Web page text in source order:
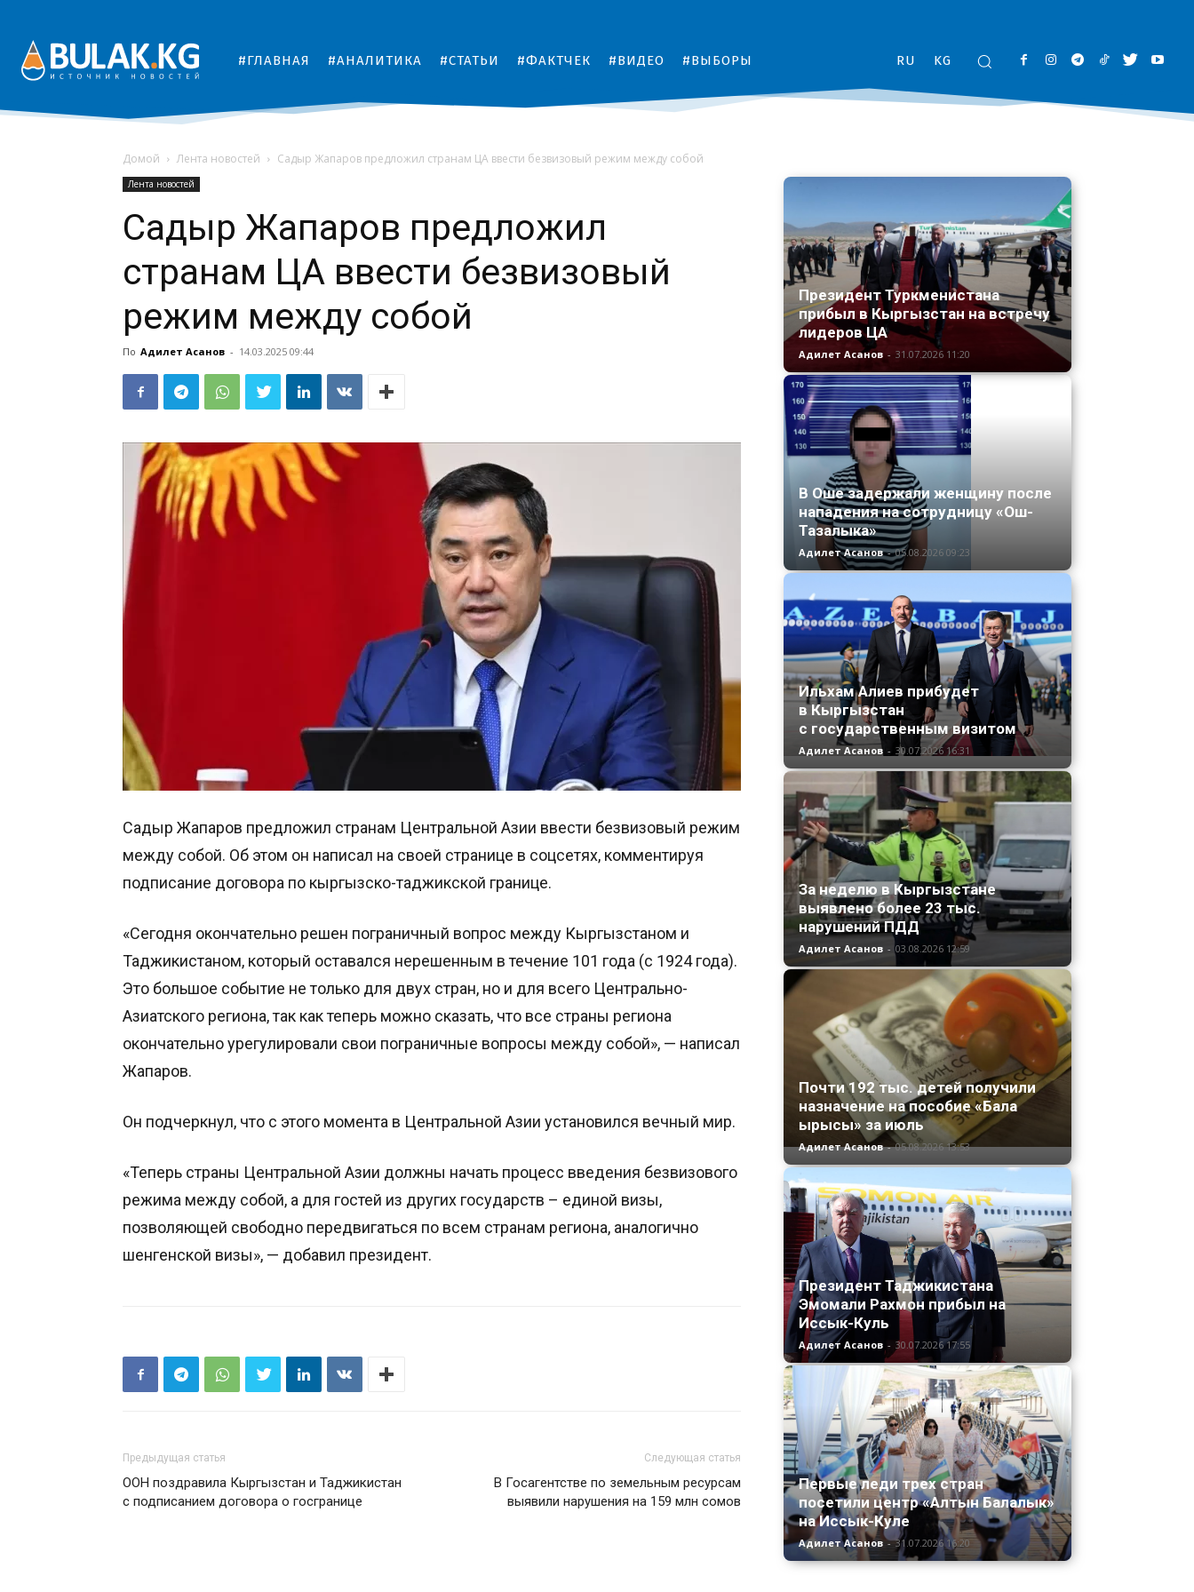
#ГЛАВНАЯ #АНАЛИТИКА #СТАТЬИ #ФАКТЧЕК #ВИДЕО #ВЫБОРЫ RU KG
Домой Лента новостей Садыр Жапаров предложил странам ЦА ввести безвизовый режим между собой
Лента новостей
Садыр Жапаров предложил
странам ЦА ввести безвизовый
режим между собой
По Адилет Асанов - 14.03.2025 09:44
Садыр Жапаров предложил странам Центральной Азии ввести безвизовый режим
между собой. Об этом он написал на своей странице в соцсетях, комментируя
подписание договора по кыргызско-таджикской границе.
«Сегодня окончательно решен пограничный вопрос между Кыргызстаном и
Таджикистаном, который оставался нерешенным в течение 101 года (с 1924 года).
Это большое событие не только для двух стран, но и для всего Центрально-
Азиатского региона, так как теперь можно сказать, что все страны региона
окончательно урегулировали свои пограничные вопросы между собой», — написал
Жапаров.
Он подчеркнул, что с этого момента в Центральной Азии установился вечный мир.
«Теперь страны Центральной Азии должны начать процесс введения безвизового
режима между собой, а для гостей из других государств – единой визы,
позволяющей свободно передвигаться по всем странам региона, аналогично
шенгенской визы», — добавил президент.
Предыдущая статья
ООН поздравила Кыргызстан и Таджикистан
с подписанием договора о госгранице
Следующая статья
В Госагентстве по земельным ресурсам
выявили нарушения на 159 млн сомов
Президент Туркменистана
прибыл в Кыргызстан на встречу
лидеров ЦА
Адилет Асанов - 31.07.2026 11:20
В Оше задержали женщину после
нападения на сотрудницу «Ош-
Тазалыка»
Адилет Асанов - 05.08.2026 09:23
Ильхам Алиев прибудет
в Кыргызстан
с государственным визитом
Адилет Асанов - 30.07.2026 16:31
За неделю в Кыргызстане
выявлено более 23 тыс.
нарушений ПДД
Адилет Асанов - 03.08.2026 12:59
Почти 192 тыс. детей получили
назначение на пособие «Бала
ырысы» за июль
Адилет Асанов - 05.08.2026 13:53
Президент Таджикистана
Эмомали Рахмон прибыл на
Иссык-Куль
Адилет Асанов - 30.07.2026 17:55
Первые леди трех стран
посетили центр «Алтын Балалык»
на Иссык-Куле
Адилет Асанов - 31.07.2026 16:20